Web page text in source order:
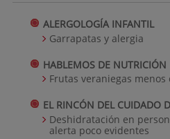
ALERGOLOGÍA INFANTIL
Garrapatas y alergia
HABLEMOS DE NUTRICIÓN
Frutas veraniegas menos
EL RINCÓN DEL CUIDADO
Deshidratación en
alerta poco evidentes